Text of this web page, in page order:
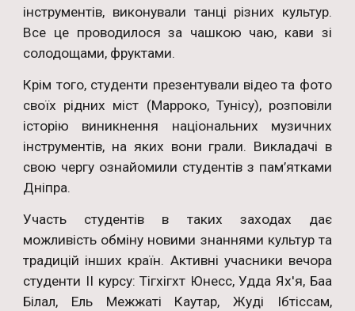
інструментів, виконували танці різних культур.
Все це проводилося за чашкою чаю, кави зі
солодощами, фруктами.
Крім того, студенти презентували відео та фото
своїх рідних міст (Марроко, Тунісу), розповіли
історію виникнення національних музичних
інструментів, на яких вони грали. Викладачі в
свою чергу ознайомили студентів з пам’ятками
Дніпра.
Участь студентів в таких заходах дає
можливість обміну новими знаннями культур та
традицій інших країн. Активні учасники вечора
студенти ІІ курсу: Тігхігхт Юнесс, Удда Ях'я, Баа
Білал, Ель Межжаті Каутар, Жуді Ібтіссам,